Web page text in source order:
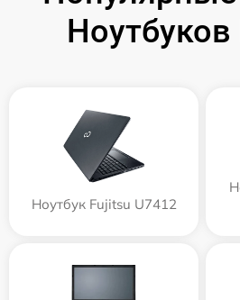
Ноутбук Fujitsu U7412